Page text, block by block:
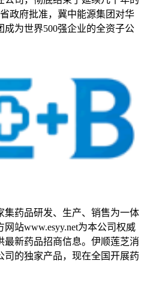
政府批准，冀中能源集团对华
为世界500强企业的全资子公
集药品研发、生产、销售为一体
站www.esyy.net为本公司权威
最新药品招商信息。伊顺莲芝消
司的独家产品，现在全国开展药